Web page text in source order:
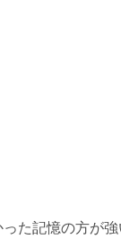
た記憶の方が